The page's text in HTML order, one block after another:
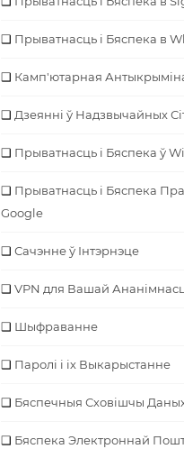
Прыватнасць і Бяспека в
Камп'ютарная
Дзеянні ў Надзвычайных
Прыватнасць і Бяспека ў
Прыватнасць і Бяспека
Google
Сачэнне ў Інтэрнэце
VPN для Вашай
Шыфраванне
Паролі і іх Выкарыстанне
Бяспечныя Сховішчы
Бяспека Электроннай